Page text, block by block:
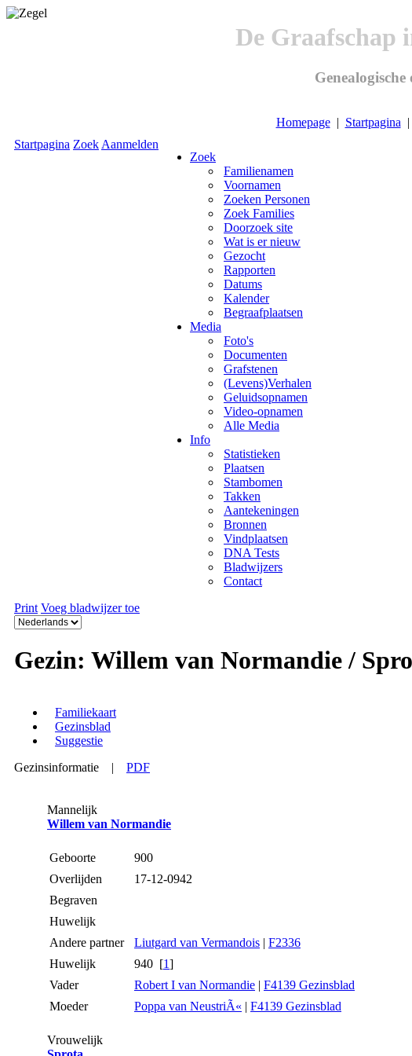
De Graafschap
Homepage| Startpagina |
Startpagina Zoek Aanmelden
Zoek
Familienamen
Voornamen
Zoeken Personen
Zoek Families
Doorzoek site
Wat is er nieuw
Gezocht
Rapporten
Datums
Kalender
Begraafplaatsen
Media
Foto's
Documenten
Grafstenen
(Levens)Verhalen
Geluidsopnamen
Video-opnamen
Alle Media
Info
Statistieken
Plaatsen
Stambomen
Takken
Aantekeningen
Bronnen
Vindplaatsen
DNA Tests
Bladwijzers
Contact
Print Voeg bladwijzer toe
Gezin: Willem van Normandie /
Familiekaart
Gezinsblad
Suggestie
Gezinsinformatie | PDF
Mannelijk
Willem van Normandie
Geboorte
900
Overlijden
17-12-0942
Begraven
Huwelijk
Andere partner
Liutgard van Vermandois | F2336
Huwelijk
940 [1]
Vader
Robert I van Normandie | F4139 Gezinsblad
Moeder
Poppa van NeustriÃ« | F4139 Gezinsblad
Vrouwelijk